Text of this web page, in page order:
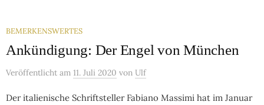
BEMERKENSWERTES
Ankündigung: Der Engel von München
Veröffentlicht am 11. Juli 2020 von Ulf
Der italienische Schriftsteller Fabiano Massimi hat im Januar